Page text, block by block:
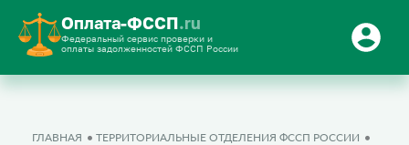
Оплата-ФССП.ru
Федеральный сервис проверки и
оплаты задолженностей ФССП России
ГЛАВНАЯ
ТЕРРИТОРИАЛЬНЫЕ ОТДЕЛЕНИЯ ФССП РОССИИ